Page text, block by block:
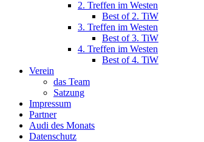
2. Treffen im Westen
Best of 2. TiW
3. Treffen im Westen
Best of 3. TiW
4. Treffen im Westen
Best of 4. TiW
Verein
das Team
Satzung
Impressum
Partner
Audi des Monats
Datenschutz